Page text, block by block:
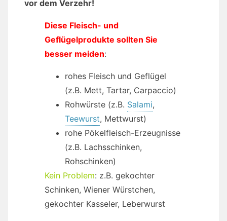
vor dem Verzehr!
Diese Fleisch- und
Geflügelprodukte sollten Sie
besser meiden:
rohes Fleisch und Geflügel
(z.B. Mett, Tartar, Carpaccio)
Rohwürste (z.B. Salami,
Teewurst, Mettwurst)
rohe Pökelfleisch-Erzeugnisse
(z.B. Lachsschinken,
Rohschinken)
Kein Problem: z.B. gekochter
Schinken, Wiener Würstchen,
gekochter Kasseler, Leberwurst